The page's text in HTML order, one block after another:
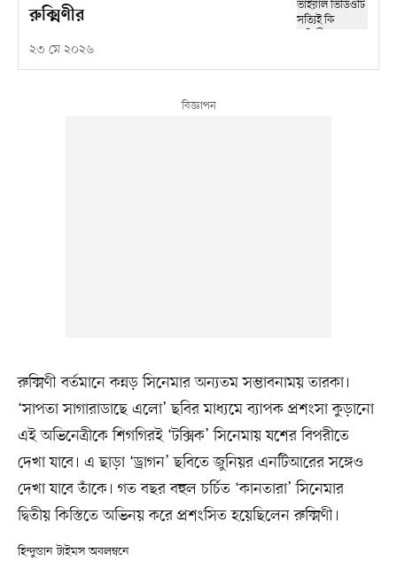
রুক্মিণীর
২৩ মে ২০২৬
রুক্মিণী বর্তমানে কন্নড় সিনেমার অন্যতম সম্ভাবনাময় তারকা।
‘সাপতা সাগারাডাছে এলো’ ছবির মাধ্যমে ব্যাপক প্রশংসা কুড়ানো
এই অভিনেত্রীকে শিগগিরই ‘টক্সিক’ সিনেমায় যশের বিপরীতে
দেখা যাবে। এ ছাড়া ‘ড্রাগন’ ছবিতে জুনিয়র এনটিআরের সঙ্গেও
দেখা যাবে তাঁকে। গত বছর বহুল চর্চিত ‘কানতারা’ সিনেমার
দ্বিতীয় কিস্তিতে অভিনয় করে প্রশংসিত হয়েছিলেন রুক্মিণী।
হিন্দুস্তান টাইমস অবলম্বনে